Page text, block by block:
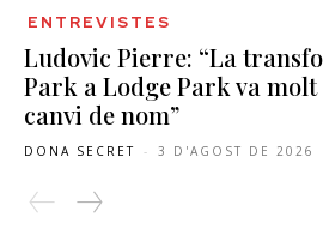
ENTREVISTES
Ludovic Pierre: “La
Park a Lodge Park va molt
canvi de nom”
DONA SECRET - 3 D'AGOST DE 2026